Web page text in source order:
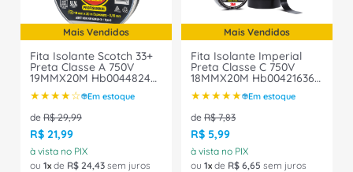
Mais Vendidos
Fita Isolante Scotch 33+
Preta Classe A 750V
19MMX20M Hb004482483
3M
★★★★☆ Em estoque
de R$ 29,99
R$ 21,99
à vista no PIX
ou 1 de R$ 24,43 sem juros
Mais Vendidos
Fita Isolante Imperial
Preta Classe C 750V
18MMX20M Hb004216360
3M
★★★★★ Em estoque
de R$ 7,83
R$ 5,99
à vista no PIX
ou 1 de R$ 6,65 sem juros